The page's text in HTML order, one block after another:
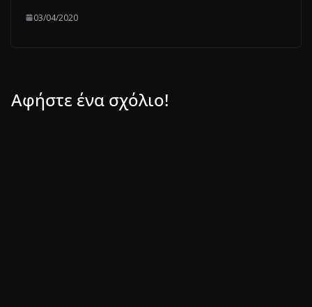
03/04/2020
Αφήστε ένα σχόλιο!